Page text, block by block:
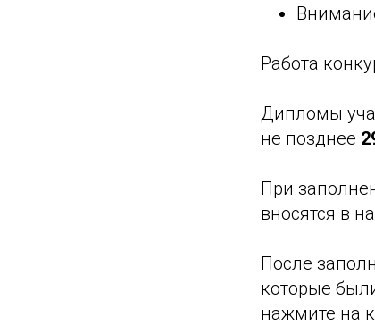
Работа
Дипломы
не позднее
При
вносятся в
После
которые
нажмите на